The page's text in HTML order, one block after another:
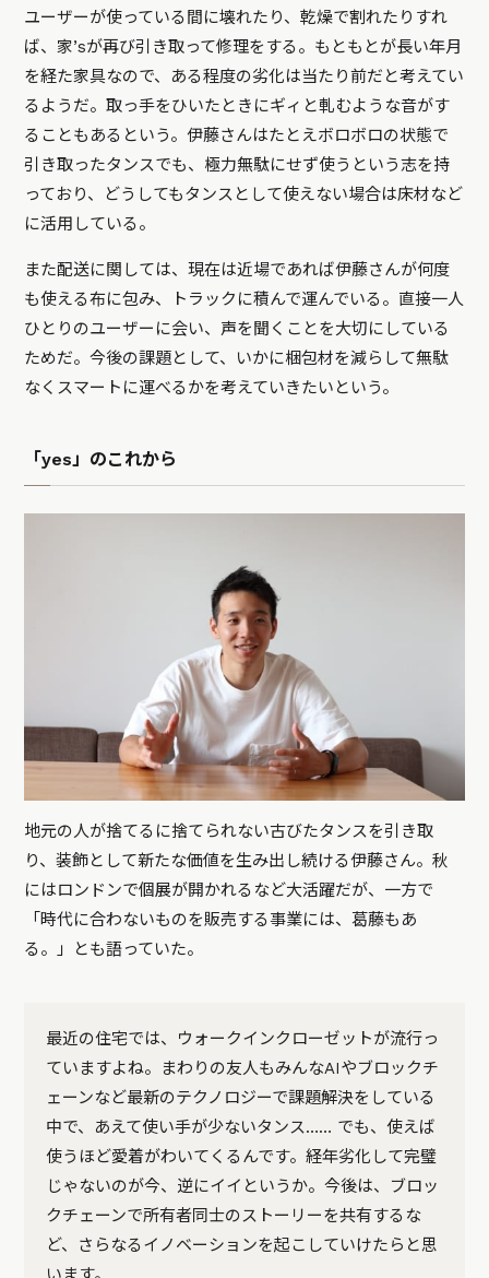
ユーザーが使っている間に壊れたり、乾燥で割れたりすれ
ば、家’sが再び引き取って修理をする。もともとが長い年月
を経た家具なので、ある程度の劣化は当たり前だと考えてい
るようだ。取っ手をひいたときにギィと軋むような音がす
ることもあるという。伊藤さんはたとえボロボロの状態で
引き取ったタンスでも、極力無駄にせず使うという志を持
っており、どうしてもタンスとして使えない場合は床材など
に活用している。
また配送に関しては、現在は近場であれば伊藤さんが何度
も使える布に包み、トラックに積んで運んでいる。直接一人
ひとりのユーザーに会い、声を聞くことを大切にしている
ためだ。今後の課題として、いかに梱包材を減らして無駄
なくスマートに運べるかを考えていきたいという。
「yes」のこれから
地元の人が捨てるに捨てられない古びたタンスを引き取
り、装飾として新たな価値を生み出し続ける伊藤さん。秋
にはロンドンで個展が開かれるなど大活躍だが、一方で
「時代に合わないものを販売する事業には、葛藤もあ
る。」とも語っていた。
最近の住宅では、ウォークインクローゼットが流行っ
ていますよね。まわりの友人もみんなAIやブロックチ
ェーンなど最新のテクノロジーで課題解決をしている
中で、あえて使い手が少ないタンス…… でも、使えば
使うほど愛着がわいてくるんです。経年劣化して完璧
じゃないのが今、逆にイイというか。今後は、ブロッ
クチェーンで所有者同士のストーリーを共有するな
ど、さらなるイノベーションを起こしていけたらと思